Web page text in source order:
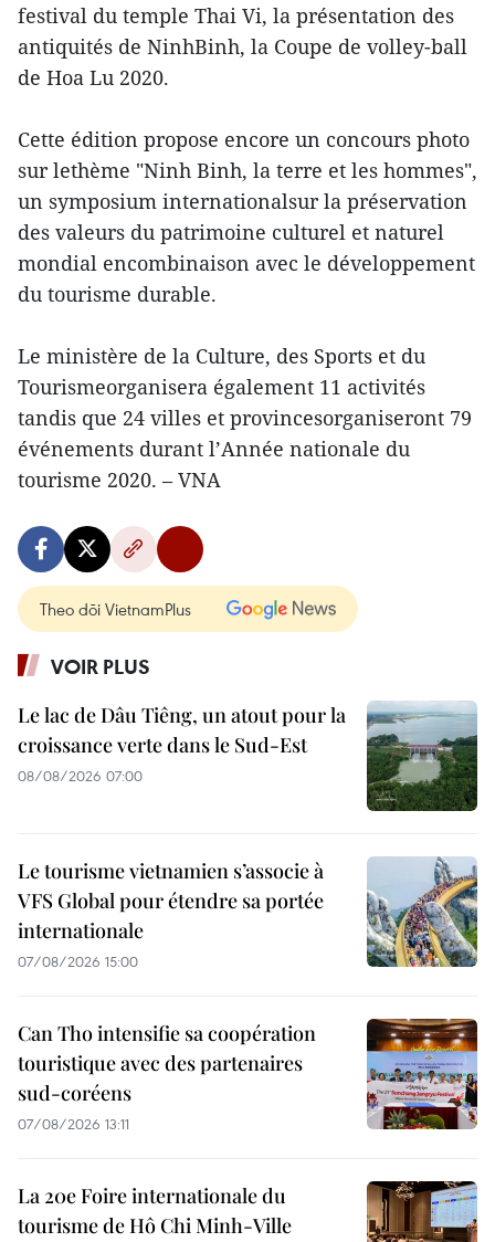
festival du temple Thai Vi, la présentation des
antiquités de NinhBinh, la Coupe de volley-ball
de Hoa Lu 2020.
Cette édition propose encore un concours photo
sur lethème "Ninh Binh, la terre et les hommes",
un symposium internationalsur la préservation
des valeurs du patrimoine culturel et naturel
mondial encombinaison avec le développement
du tourisme durable.
Le ministère de la Culture, des Sports et du
Tourismeorganisera également 11 activités
tandis que 24 villes et provincesorganiseront 79
événements durant l’Année nationale du
tourisme 2020. – VNA
Theo dõi VietnamPlus
VOIR PLUS
Le lac de Dâu Tiêng, un atout pour la
croissance verte dans le Sud-Est
08/08/2026 07:00
Le tourisme vietnamien s’associe à
VFS Global pour étendre sa portée
internationale
07/08/2026 15:00
Can Tho intensifie sa coopération
touristique avec des partenaires
sud-coréens
07/08/2026 13:11
La 20e Foire internationale du
tourisme de Hô Chi Minh-Ville